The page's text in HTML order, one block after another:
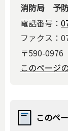
消防局 予
電話番号：
ファクス：
〒590-
このページ
このペ